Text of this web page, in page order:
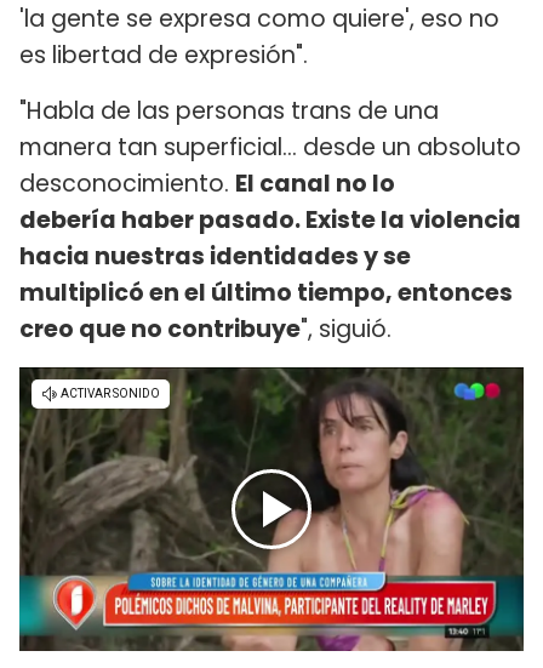
'la gente se expresa como quiere', eso no
es libertad de expresión".
"Habla de las personas trans de una
manera tan superficial... desde un absoluto
desconocimiento. El canal no lo
debería haber pasado. Existe la violencia
hacia nuestras identidades y se
multiplicó en el último tiempo, entonces
creo que no contribuye", siguió.